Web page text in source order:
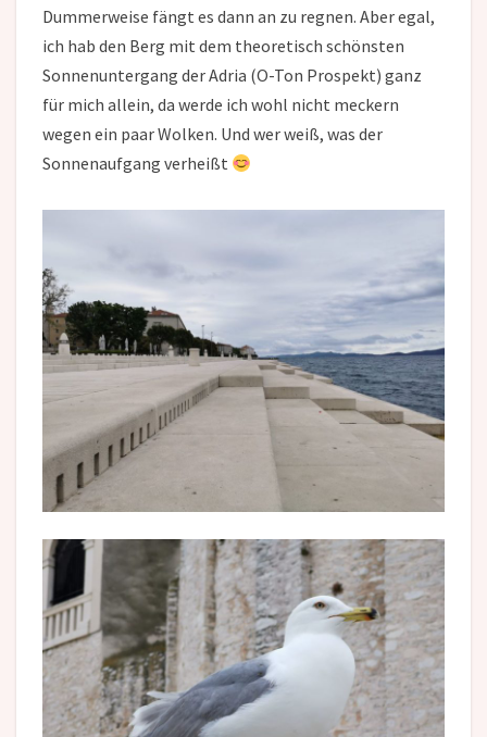
Dummerweise fängt es dann an zu regnen. Aber egal,
ich hab den Berg mit dem theoretisch schönsten
Sonnenuntergang der Adria (O-Ton Prospekt) ganz
für mich allein, da werde ich wohl nicht meckern
wegen ein paar Wolken. Und wer weiß, was der
Sonnenaufgang verheißt